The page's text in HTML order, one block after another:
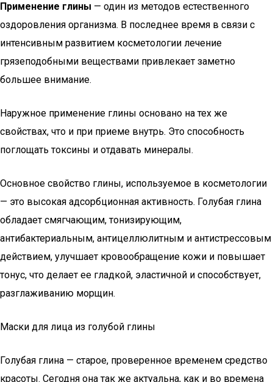
Применение глины — один из методов естественного
оздоровления организма. В последнее время в связи с
интенсивным развитием косметологии лечение
грязеподобными веществами привлекает заметно
большее внимание.
Наружное применение глины основано на тех же
свойствах, что и при приеме внутрь. Это способность
поглощать токсины и отдавать минералы.
Основное свойство глины, используемое в косметологии
— это высокая адсорбционная активность. Голубая глина
обладает смягчающим, тонизирующим,
антибактериальным, антицеллюлитным и антистрессовым
действием, улучшает кровообращение кожи и повышает
тонус, что делает ее гладкой, эластичной и способствует,
разглаживанию морщин.
Маски для лица из голубой глины
Голубая глина — старое, проверенное временем средство
красоты. Сегодня она так же актуальна, как и во времена